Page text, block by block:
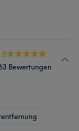
Bewertungen